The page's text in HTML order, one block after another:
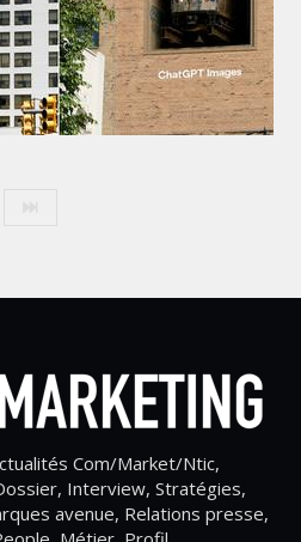
Com/Market/Ntic,
Interview, Stratégies,
avenue, Relations presse,